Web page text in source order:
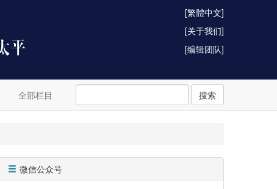
[繁體中文]
[关于我们]
[编辑团队]
全部栏目 搜索
微信公众号